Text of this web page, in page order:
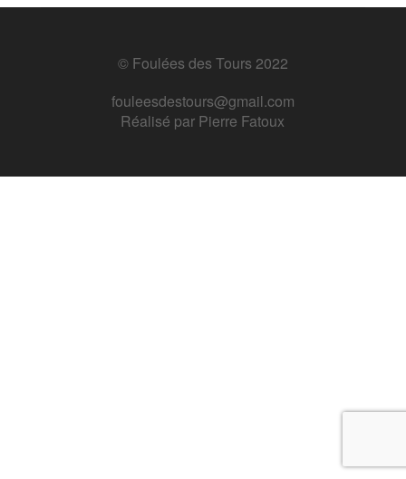
© Foulées des Tours 2022
fouleesdestours@gmail.com
Réalisé par Pierre Fatoux